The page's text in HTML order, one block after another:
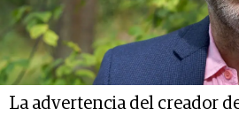
La advertencia del creador